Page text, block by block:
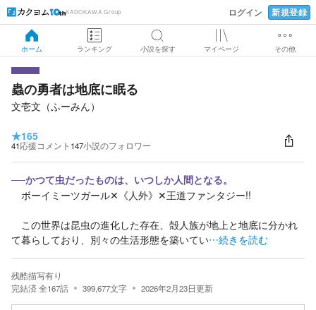
KADOKAWA Group ログイン 新規登録
ホーム ランキング 小説を探す マイページ その他
蟲の勇者は地底に眠る
文壱文（ふーみん）
★165
41応援コメント 147小説のフォロワー
──かつて虫だったものは、いつしか人間となる。
ボーイミーツガール‪✕‬《人外》✕‬王道ファンタジー!!
この世界は昆虫の進化した存在、殻人族が地上と地底に分かれ
て暮らしており、別々の生活形態を築いてい…続きを読む
残酷描写有り
完結済全167話 399,677文字 2026年2月23日更新